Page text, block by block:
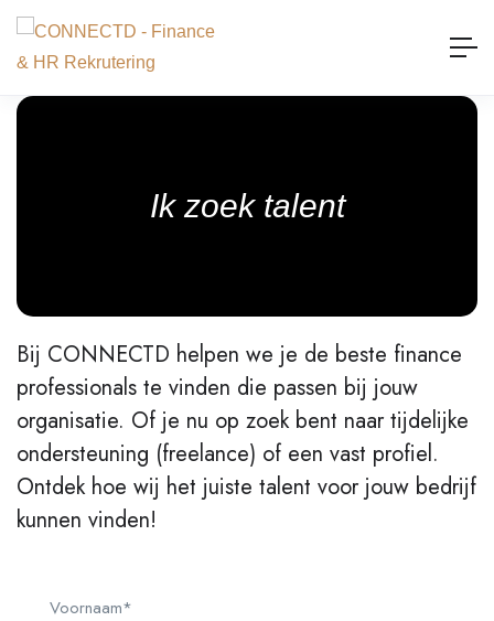
Ik zoek talent
Bij CONNECTD helpen we je de beste finance
professionals te vinden die passen bij jouw
organisatie. Of je nu op zoek bent naar tijdelijke
ondersteuning (freelance) of een vast profiel.
Ontdek hoe wij het juiste talent voor jouw bedrijf
kunnen vinden!
Voornaam*